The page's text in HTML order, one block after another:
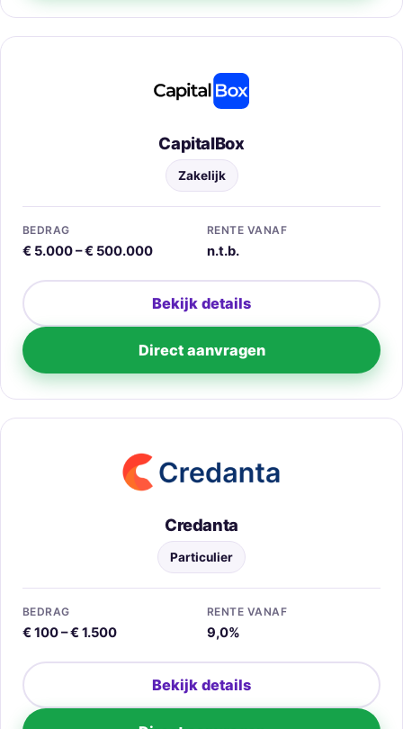
CapitalBox
Zakelijk
BEDRAG
€ 5.000 – € 500.000
RENTE VANAF
n.t.b.
Bekijk details
Direct aanvragen
Credanta
Particulier
BEDRAG
€ 100 – € 1.500
RENTE VANAF
9,0%
Bekijk details